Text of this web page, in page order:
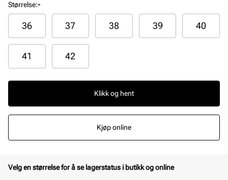
Størrelse:-
36 37 38 39 40
41 42
Klikk og hent
Kjøp online
Velg en størrelse for å se lagerstatus i butikk og online